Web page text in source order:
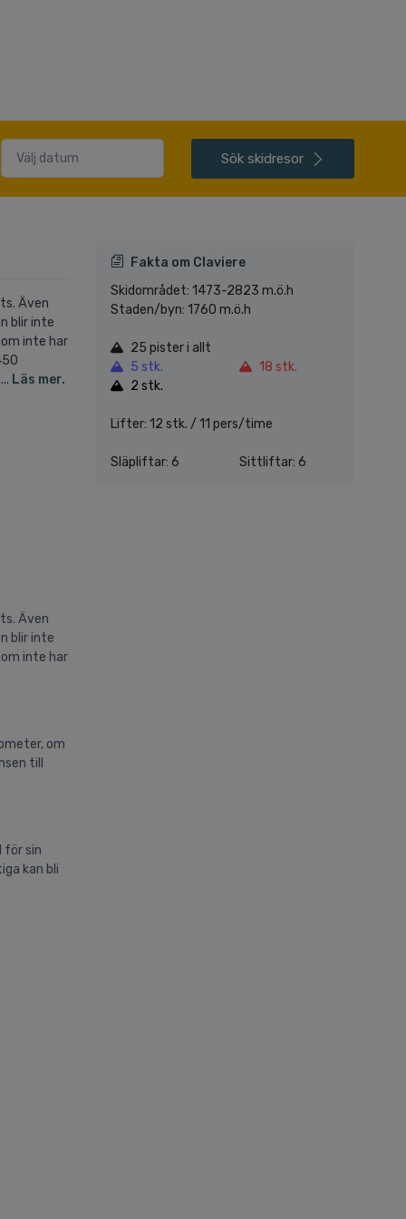
Sök skidresor
Även
blir inte
inte har
Läs mer.
Fakta om Claviere
Skidområdet: 1473-2823 m.ö.h
Staden/byn: 1760 m.ö.h
25 pister i allt
5 stk.
18 stk.
2 stk.
Lifter: 12 stk. / 11 pers/time
Släpliftar: 6 Sittliftar: 6
Även
blir inte
inte har
om
till
för sin
kan bli